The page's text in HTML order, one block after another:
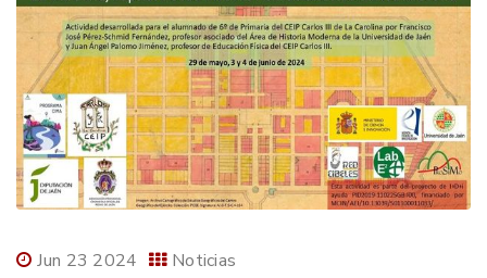
Jun 23 2024 Noticias